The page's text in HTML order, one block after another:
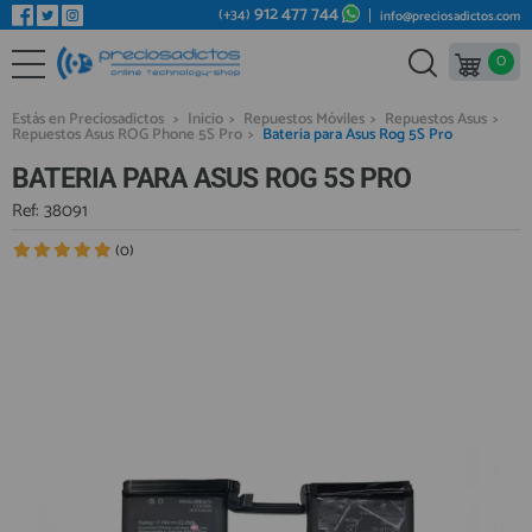
REPUESTOS MÓVILES
REPUESTOS TABLET
REPUESTOS RELOJES INTELIGENTES
REPUESTOS VIDEOCONSOLAS
REPUESTOS MACBOOK
MÓVILES REACONDICIONADOS
Bienvenid@ otra vez
YA SOY CLIENTE
¿ERES NUEVO?
(+34) 912 477 744 info@preciosadictos.com
0
Estás en Preciosadictos > Inicio > Repuestos Móviles > Repuestos Asus >
Repuestos Asus ROG Phone 5S Pro > Bateria para Asus Rog 5S Pro
BATERIA PARA ASUS ROG 5S PRO
Ref: 38091
(0)